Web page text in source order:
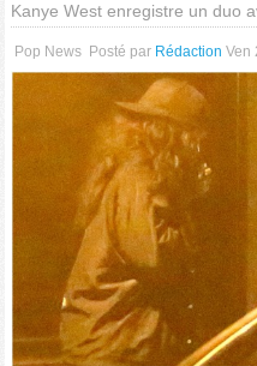
Kanye West enregistre un duo
Pop News Posté par Rédaction Ven